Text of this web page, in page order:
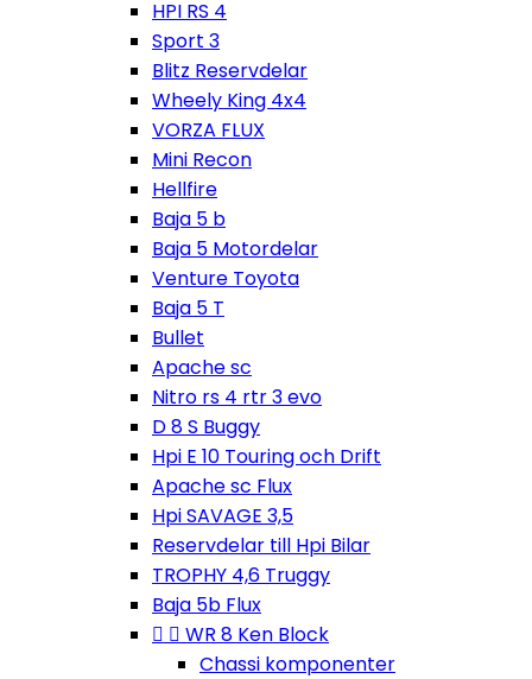
HPI RS 4
Sport 3
Blitz Reservdelar
Wheely King 4x4
VORZA FLUX
Mini Recon
Hellfire
Baja 5 b
Baja 5 Motordelar
Venture Toyota
Baja 5 T
Bullet
Apache sc
Nitro rs 4 rtr 3 evo
D 8 S Buggy
Hpi E 10 Touring och Drift
Apache sc Flux
Hpi SAVAGE 3,5
Reservdelar till Hpi Bilar
TROPHY 4,6 Truggy
Baja 5b Flux
  WR 8 Ken Block
Chassi komponenter